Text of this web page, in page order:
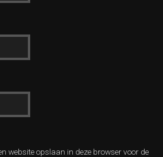
website opslaan in deze browser voor de